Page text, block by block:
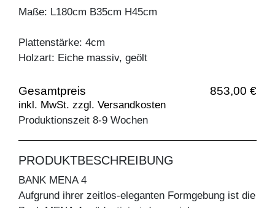
Maße: L180cm B35cm H45cm
Plattenstärke: 4cm
Holzart: Eiche massiv, geölt
Gesamtpreis 853,00 €
inkl. MwSt. zzgl. Versandkosten
Produktionszeit 8-9 Wochen
PRODUKTBESCHREIBUNG
BANK MENA 4
Aufgrund ihrer zeitlos-eleganten Formgebung ist die